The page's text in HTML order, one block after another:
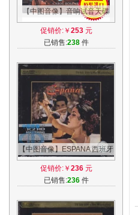
【中图音像】音响试音天碟
[动态琴皇] SACD -
SACD80012 现货
促销价:￥ 253元
已销售:238件
【中图音像】ESPANA 西班牙
国宝 西班牙舞曲 K2HD CD
4804113
促销价:￥ 236元
已销售:236件